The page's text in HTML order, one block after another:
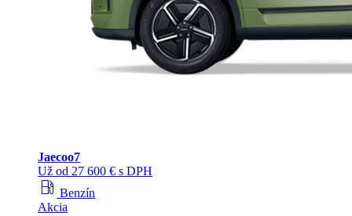
Jaecoo7
Už od 27 600 € s DPH
local_gas_station Benzín
Akcia